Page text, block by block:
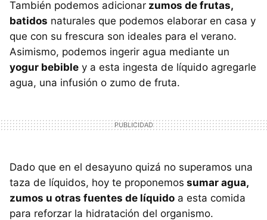
También podemos adicionar zumos de frutas,
batidos naturales que podemos elaborar en casa y
que con su frescura son ideales para el verano.
Asimismo, podemos ingerir agua mediante un
yogur bebible y a esta ingesta de líquido agregarle
agua, una infusión o zumo de fruta.
Dado que en el desayuno quizá no superamos una
taza de líquidos, hoy te proponemos sumar agua,
zumos u otras fuentes de líquido a esta comida
para reforzar la hidratación del organismo.